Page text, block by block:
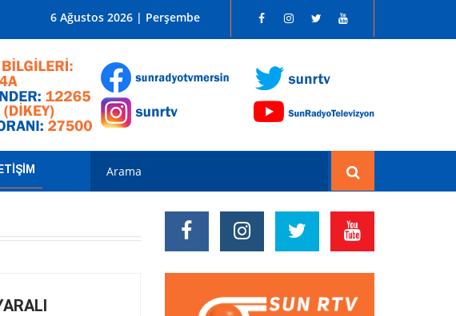
Radyosu SUN RADYO FM 96.1
6 Ağustos 2026 | Perşembe